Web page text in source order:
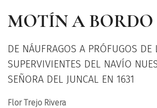
MOTÍN A BORDO
DE NÁUFRAGOS A PRÓFUGOS DE
SUPERVIVIENTES DEL NAVÍO
SEÑORA DEL JUNCAL EN 1631
Flor Trejo Rivera